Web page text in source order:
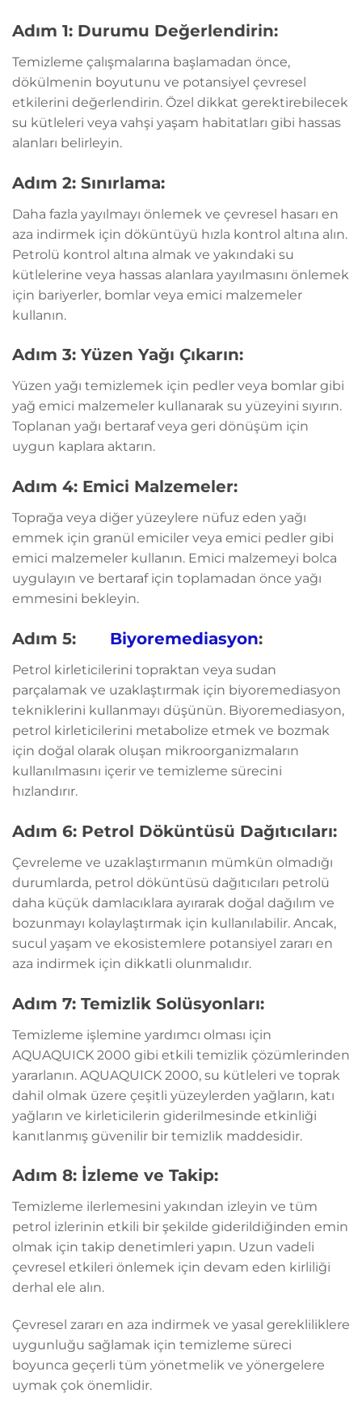
Adım 1: Durumu Değerlendirin:
Temizleme çalışmalarına başlamadan önce,
dökülmenin boyutunu ve potansiyel çevresel
etkilerini değerlendirin. Özel dikkat gerektirebilecek
su kütleleri veya vahşi yaşam habitatları gibi hassas
alanları belirleyin.
Adım 2: Sınırlama:
Daha fazla yayılmayı önlemek ve çevresel hasarı en
aza indirmek için döküntüyü hızla kontrol altına alın.
Petrolü kontrol altına almak ve yakındaki su
kütlelerine veya hassas alanlara yayılmasını önlemek
için bariyerler, bomlar veya emici malzemeler
kullanın.
Adım 3: Yüzen Yağı Çıkarın:
Yüzen yağı temizlemek için pedler veya bomlar gibi
yağ emici malzemeler kullanarak su yüzeyini sıyırın.
Toplanan yağı bertaraf veya geri dönüşüm için
uygun kaplara aktarın.
Adım 4: Emici Malzemeler:
Toprağa veya diğer yüzeylere nüfuz eden yağı
emmek için granül emiciler veya emici pedler gibi
emici malzemeler kullanın. Emici malzemeyi bolca
uygulayın ve bertaraf için toplamadan önce yağı
emmesini bekleyin.
Adım 5: Biyoremediasyon:
Petrol kirleticilerini topraktan veya sudan
parçalamak ve uzaklaştırmak için biyoremediasyon
tekniklerini kullanmayı düşünün. Biyoremediasyon,
petrol kirleticilerini metabolize etmek ve bozmak
için doğal olarak oluşan mikroorganizmaların
kullanılmasını içerir ve temizleme sürecini
hızlandırır.
Adım 6: Petrol Döküntüsü Dağıtıcıları:
Çevreleme ve uzaklaştırmanın mümkün olmadığı
durumlarda, petrol döküntüsü dağıtıcıları petrolü
daha küçük damlacıklara ayırarak doğal dağılım ve
bozunmayı kolaylaştırmak için kullanılabilir. Ancak,
sucul yaşam ve ekosistemlere potansiyel zararı en
aza indirmek için dikkatli olunmalıdır.
Adım 7: Temizlik Solüsyonları:
Temizleme işlemine yardımcı olması için
AQUAQUICK 2000 gibi etkili temizlik çözümlerinden
yararlanın. AQUAQUICK 2000, su kütleleri ve toprak
dahil olmak üzere çeşitli yüzeylerden yağların, katı
yağların ve kirleticilerin giderilmesinde etkinliği
kanıtlanmış güvenilir bir temizlik maddesidir.
Adım 8: İzleme ve Takip:
Temizleme ilerlemesini yakından izleyin ve tüm
petrol izlerinin etkili bir şekilde giderildiğinden emin
olmak için takip denetimleri yapın. Uzun vadeli
çevresel etkileri önlemek için devam eden kirliliği
derhal ele alın.
Çevresel zararı en aza indirmek ve yasal gerekliliklere
uygunluğu sağlamak için temizleme süreci
boyunca geçerli tüm yönetmelik ve yönergelere
uymak çok önemlidir.